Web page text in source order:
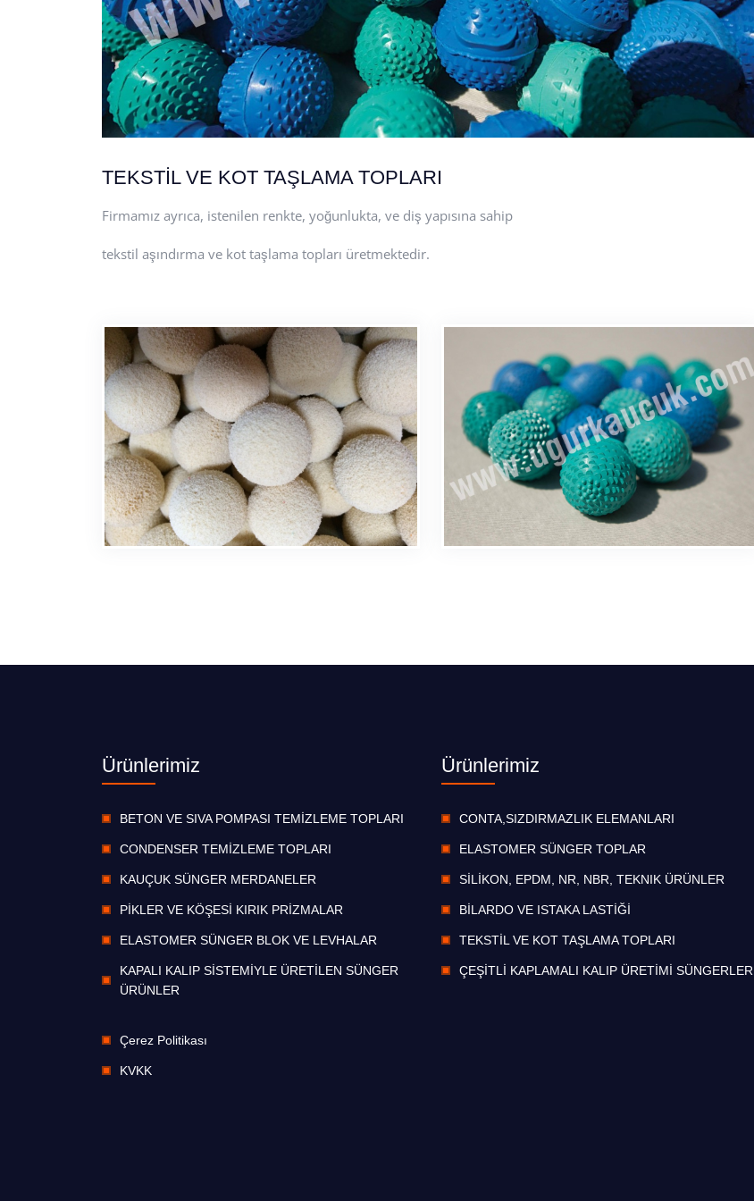
TEKSTİL VE KOT TAŞLAMA TOPLARI
Firmamız ayrıca, istenilen renkte, yoğunlukta, ve diş yapısına sahip
tekstil aşındırma ve kot taşlama topları üretmektedir.
Ürünlerimiz
BETON VE SIVA POMPASI TEMİZLEME TOPLARI
CONDENSER TEMİZLEME TOPLARI
KAUÇUK SÜNGER MERDANELER
PİKLER VE KÖŞESİ KIRIK PRİZMALAR
ELASTOMER SÜNGER BLOK VE LEVHALAR
KAPALI KALIP SİSTEMİYLE ÜRETİLEN SÜNGER
ÜRÜNLER
Çerez Politikası
KVKK
Ürünlerimiz
CONTA,SIZDIRMAZLIK ELEMANLARI
ELASTOMER SÜNGER TOPLAR
SİLİKON, EPDM, NR, NBR, TEKNIK ÜRÜNLER
BİLARDO VE ISTAKA LASTİĞİ
TEKSTİL VE KOT TAŞLAMA TOPLARI
ÇEŞİTLİ KAPLAMALI KALIP ÜRETİMİ SÜNGERLER